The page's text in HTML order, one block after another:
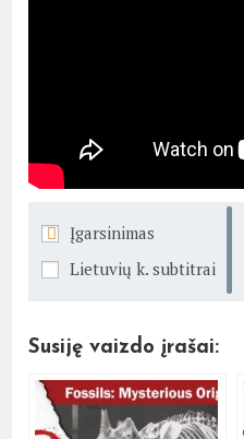
Įgarsinimas
Lietuvių k. subtitrai
Susiję vaizdo įrašai: